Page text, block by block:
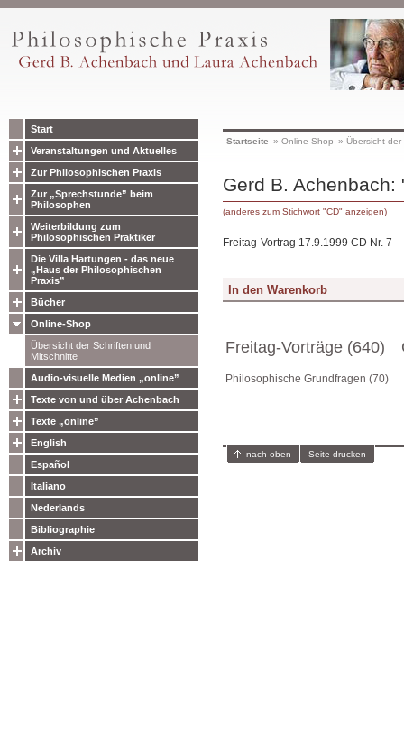
Start
Veranstaltungen und Aktuelles
Zur Philosophischen Praxis
Zur „Sprechstunde” beim
Philosophen
Weiterbildung zum
Philosophischen Praktiker
Die Villa Hartungen - das neue
„Haus der Philosophischen
Praxis”
Bücher
Online-Shop
Übersicht der Schriften und
Mitschnitte
Audio-visuelle Medien „online”
Texte von und über Achenbach
Texte „online”
English
Español
Italiano
Nederlands
Bibliographie
Archiv
Startseite » Online-Shop » Übersicht
Gerd B.
(anderes zum Stichwort "CD" anzeigen)
Freitag-Vortrag 17.9.1999 CD Nr. 7
Freitag-Vorträge (640)
Philosophische Grundfragen (70)
nach oben Seite drucken